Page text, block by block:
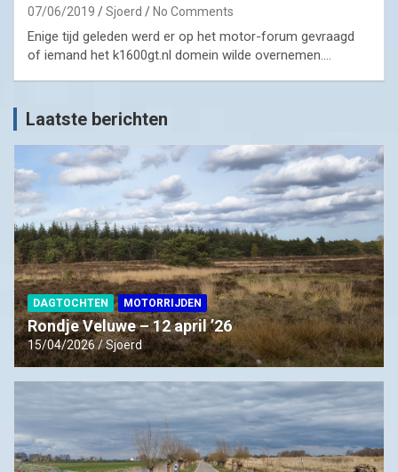
07/06/2019 Sjoerd No Comments
Enige tijd geleden werd er op het motor-forum gevraagd
of iemand het k1600gt.nl domein wilde overnemen.…
Laatste berichten
DAGTOCHTEN MOTORRIJDEN
Rondje Veluwe – 12 april ’26
15/04/2026 Sjoerd